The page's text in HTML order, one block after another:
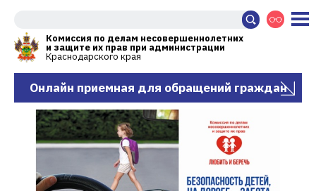
Комиссия по делам несовершеннолетних
и защите их прав при администрации
Краснодарского края
Онлайн приемная для обращений граждан